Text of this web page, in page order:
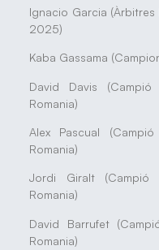
Ignacio Garcia
2025)
Kaba Gassama
David Davis
Romania)
Alex Pascual
Romania)
Jordi Giralt
Romania)
David Barrufet
Romania)